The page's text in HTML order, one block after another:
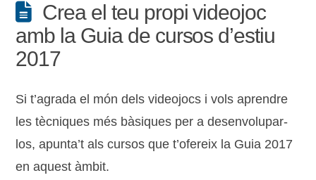
Crea el teu propi videojoc
amb la Guia de cursos d’estiu
2017
Si t’agrada el món dels videojocs i vols aprendre
les tècniques més bàsiques per a desenvolupar-
los, apunta’t als cursos que t’ofereix la Guia 2017
en aquest àmbit.